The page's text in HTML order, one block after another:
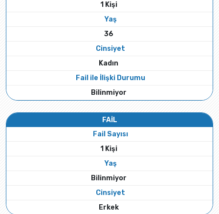
1 Kişi
Yaş
36
Cinsiyet
Kadın
Fail ile İlişki Durumu
Bilinmiyor
FAİL
Fail Sayısı
1 Kişi
Yaş
Bilinmiyor
Cinsiyet
Erkek